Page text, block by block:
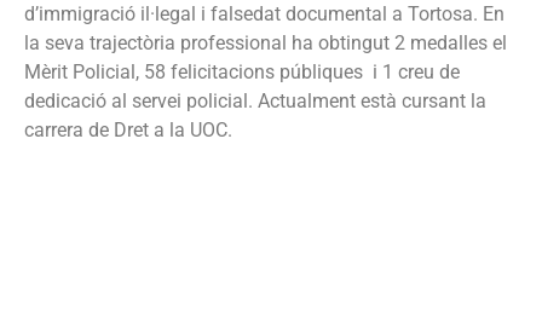
d’immigració il·legal i falsedat documental a Tortosa. En
la seva trajectòria professional ha obtingut 2 medalles el
Mèrit Policial, 58 felicitacions públiques i 1 creu de
dedicació al servei policial. Actualment està cursant la
carrera de Dret a la UOC.